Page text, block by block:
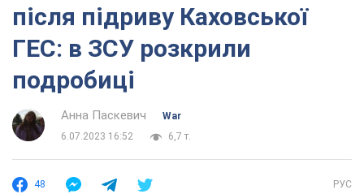
після підриву Каховської
ГЕС: в ЗСУ розкрили
подробиці
Анна Паскевич
War
6.07.2023 16:52
6,7 т.
48 РУС